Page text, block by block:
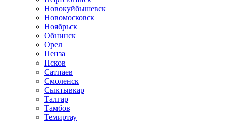
Новокуйбышевск
Новомосковск
Ноябрьск
Обнинск
Орел
Пенза
Псков
Сатпаев
Смоленск
Сыктывкар
Талгар
Тамбов
Темиртау